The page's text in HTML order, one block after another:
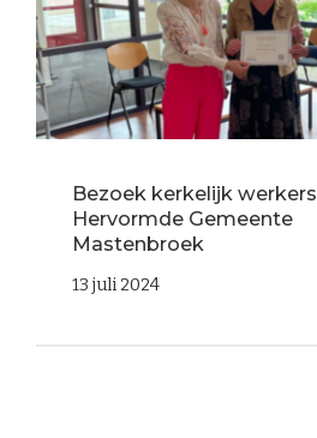
Bezoek kerkelijk werkers
Hervormde Gemeente
Mastenbroek
13 juli 2024